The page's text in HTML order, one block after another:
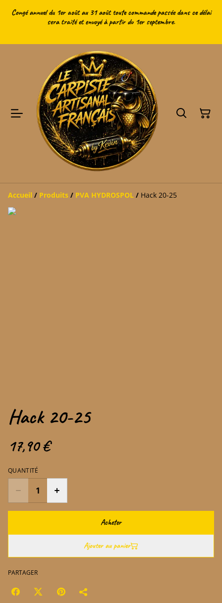
Congé annuel du 1er août au 31 août toute commande passée dans ce délai
sera traité et envoyé à partir du 1er septembre.
Accueil / Produits / PVA HYDROSPOL / Hack 20-25
Hack 20-25
17,90 €
QUANTITÉ
Acheter
Ajouter au panier
PARTAGER